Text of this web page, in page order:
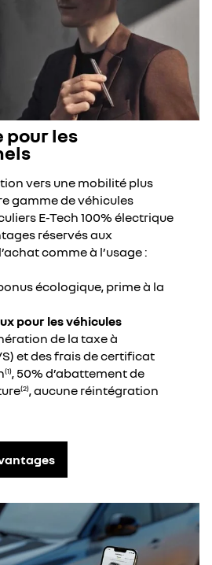
pour les
vers une mobilité plus
gamme de véhicules
E-Tech 100% électrique
réservés aux
comme à l’usage :
écologique, prime à la
pour les véhicules
de la taxe à
et des frais de certificat
(1), 50% d’abattement de
(2), aucune réintégration